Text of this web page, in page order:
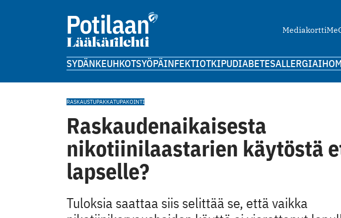
MediakorttiMe
SYDÄNKEUHKOTSYÖPÄINFEKTIOTKIPUDIABETESALLERGIAIHO
RASKAUSTUPAKKATUPAKOINTI
Raskaudenaikaisesta
nikotiinilaastarien käytöstä
lapselle?
Tuloksia saattaa siis selittää se, että vaikka